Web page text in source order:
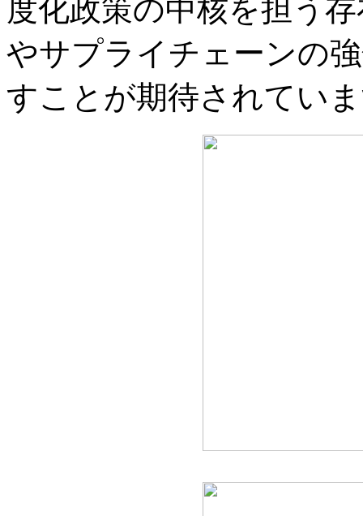
度化政策の中核を担う
やサプライチェーンの
すことが期待されてい